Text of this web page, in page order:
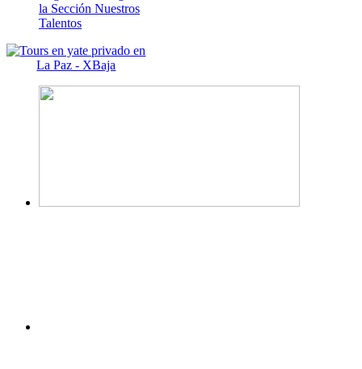
la Sección Nuestros
Talentos